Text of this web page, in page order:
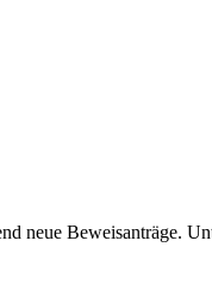
neue Beweisanträge.